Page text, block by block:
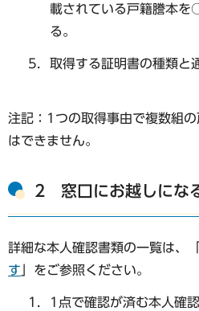
載されている戸籍謄本
る。
取得する証明書の種類と
注記：1つの取得事由で複数組
はできません。
2 窓口にお越しにな
詳細な本人確認書類の一覧は、「
す 」をご参照ください。
1点で確認が済む本人確